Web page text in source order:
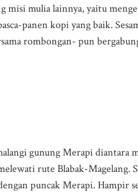
mulia lainnya, yaitu
panen kopi yang baik.
rombongan- pun
gunung Merapi diantara
rute Blabak-Magelang.
puncak Merapi. Hampir